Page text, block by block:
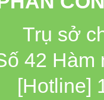
Trụ sở
42
[Hotline]